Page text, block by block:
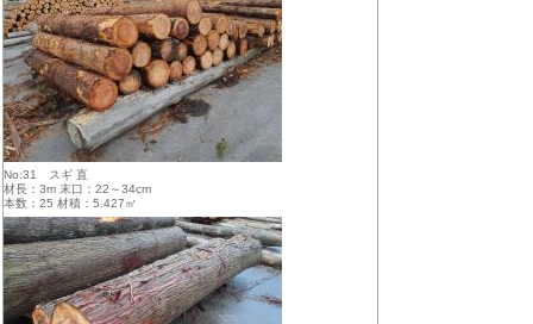
No:31 スギ 直
材長：3m 末口：22～34cm
本数：25 材積：5.427㎥